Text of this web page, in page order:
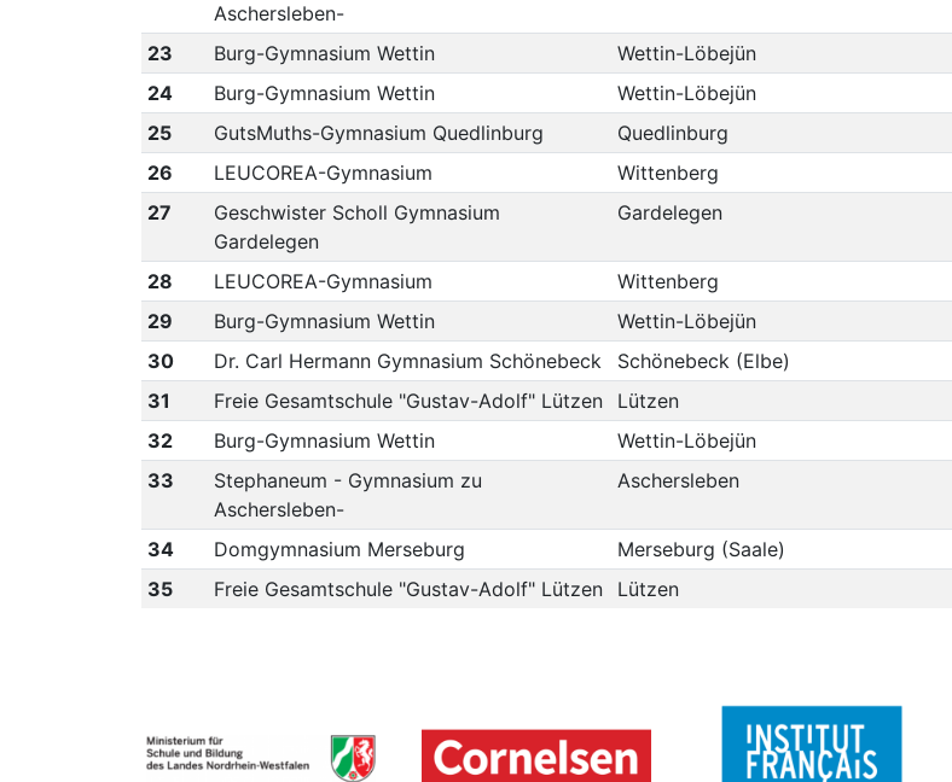
Aschersleben-
23 Burg-Gymnasium Wettin Wettin-Löbejün
24
Burg-Gymnasium Wettin Wettin-Löbejün
25
GutsMuths-Gymnasium Quedlinburg Quedlinburg
26
LEUCOREA-Gymnasium Wittenberg
27
Geschwister Scholl Gymnasium
Gardelegen
Gardelegen
28 LEUCOREA-Gymnasium Wittenberg
29
Burg-Gymnasium Wettin Wettin-Löbejün
30
Dr. Carl Hermann Gymnasium Schönebeck Schönebeck (Elbe)
31
Freie Gesamtschule "Gustav-Adolf" Lützen Lützen
32
Burg-Gymnasium Wettin Wettin-Löbejün
33
Stephaneum - Gymnasium zu
Aschersleben-
Aschersleben
34 Domgymnasium Merseburg Merseburg (Saale)
35
Freie Gesamtschule "Gustav-Adolf" Lützen Lützen